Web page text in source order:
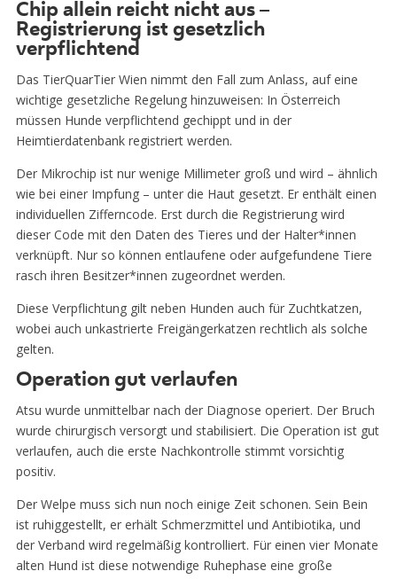
Chip allein reicht nicht aus –
Registrierung ist gesetzlich
verpflichtend
Das TierQuarTier Wien nimmt den Fall zum Anlass, auf eine
wichtige gesetzliche Regelung hinzuweisen: In Österreich
müssen Hunde verpflichtend gechippt und in der
Heimtierdatenbank registriert werden.
Der Mikrochip ist nur wenige Millimeter groß und wird – ähnlich
wie bei einer Impfung – unter die Haut gesetzt. Er enthält einen
individuellen Zifferncode. Erst durch die Registrierung wird
dieser Code mit den Daten des Tieres und der Halter*innen
verknüpft. Nur so können entlaufene oder aufgefundene Tiere
rasch ihren Besitzer*innen zugeordnet werden.
Diese Verpflichtung gilt neben Hunden auch für Zuchtkatzen,
wobei auch unkastrierte Freigängerkatzen rechtlich als solche
gelten.
Operation gut verlaufen
Atsu wurde unmittelbar nach der Diagnose operiert. Der Bruch
wurde chirurgisch versorgt und stabilisiert. Die Operation ist gut
verlaufen, auch die erste Nachkontrolle stimmt vorsichtig
positiv.
Der Welpe muss sich nun noch einige Zeit schonen. Sein Bein
ist ruhiggestellt, er erhält Schmerzmittel und Antibiotika, und
der Verband wird regelmäßig kontrolliert. Für einen vier Monate
alten Hund ist diese notwendige Ruhephase eine große